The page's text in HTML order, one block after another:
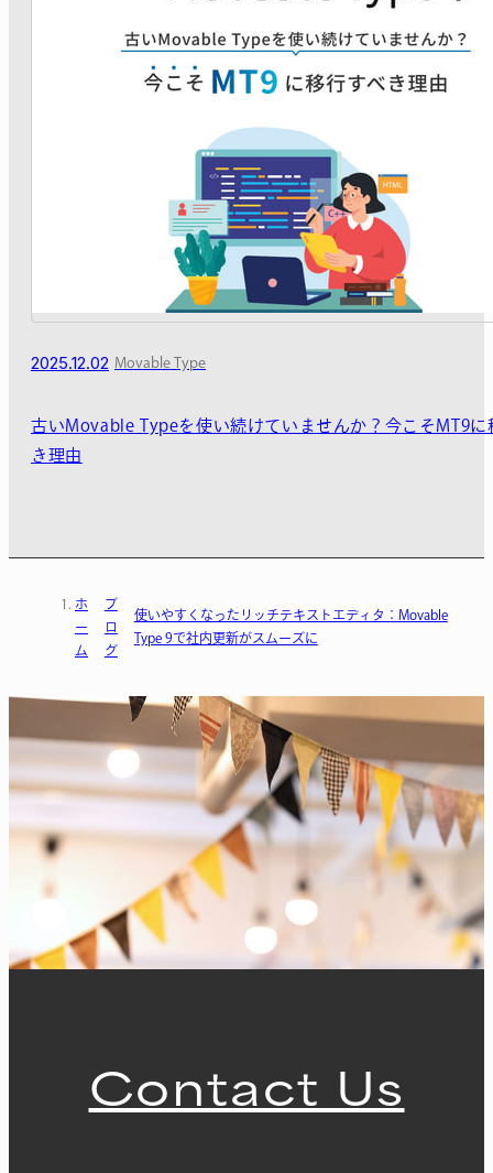
2025.12.02 Movable Type
古いMovable Typeを使い続けていませんか？今こそMT9に
き理由
ホ
ー
ム
ブ
ロ
グ
使いやすくなったリッチテキストエディタ：Movable
Type 9で社内更新がスムーズに
Contact Us